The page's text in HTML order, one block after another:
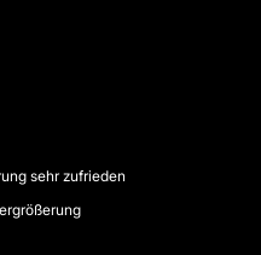
sehr zufrieden